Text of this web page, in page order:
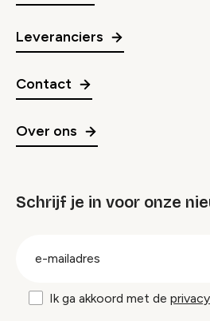
Leveranciers
Contact
Over ons
Schrijf je in voor onze
Ik ga akkoord met de